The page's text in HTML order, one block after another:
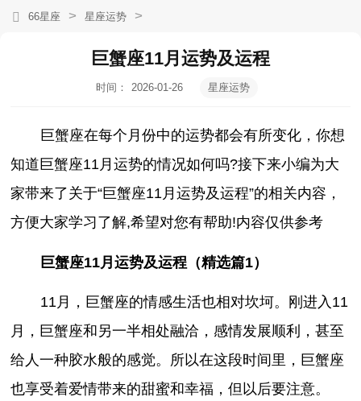
66星座 > 星座运势 >
巨蟹座11月运势及运程
时间：
2026-01-26
星座运势
巨蟹座在每个月份中的运势都会有所变化，你想
知道巨蟹座11月运势的情况如何吗?接下来小编为大
家带来了关于“巨蟹座11月运势及运程”的相关内容，
方便大家学习了解,希望对您有帮助!内容仅供参考
巨蟹座11月运势及运程（精选篇1）
11月，巨蟹座的情感生活也相对坎坷。刚进入11
月，巨蟹座和另一半相处融洽，感情发展顺利，甚至
给人一种胶水般的感觉。所以在这段时间里，巨蟹座
也享受着爱情带来的甜蜜和幸福，但以后要注意。